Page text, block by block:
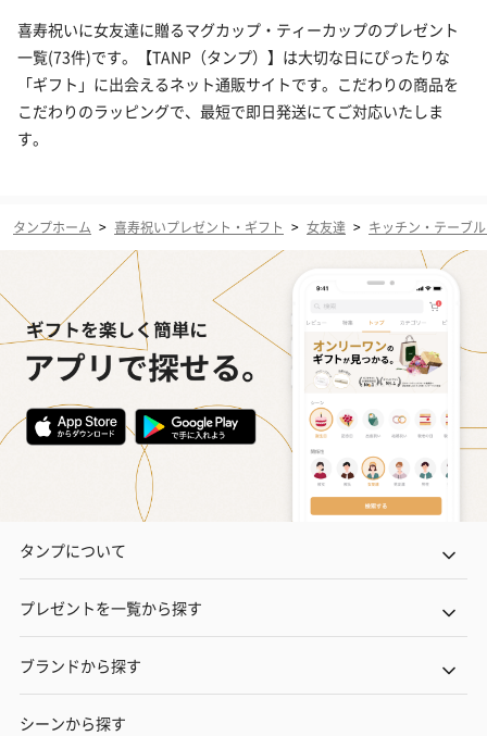
喜寿祝いに女友達に贈るマグカップ・ティーカップのプレゼント
一覧(73件)です。【TANP（タンプ）】は大切な日にぴったりな
「ギフト」に出会えるネット通販サイトです。こだわりの商品を
こだわりのラッピングで、最短で即日発送にてご対応いたしま
す。
タンプホーム > 喜寿祝いプレゼント・ギフト > 女友達 > キッチン・テーブ
タンプについて
プレゼントを一覧から探す
ブランドから探す
シーンから探す